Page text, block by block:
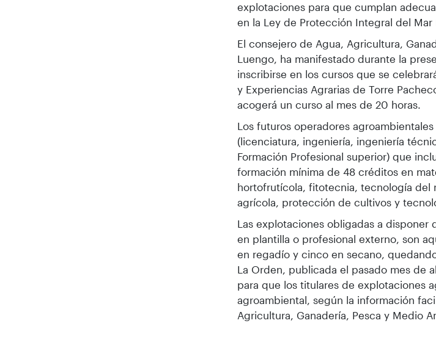
explotaciones para que cumplan
en la Ley de Protección Integral del Mar
El consejero de Agua, Agricultura,
Luengo, ha manifestado durante la
inscribirse en los cursos que se
y Experiencias Agrarias de Torre
acogerá un curso al mes de 20 horas.
Los futuros operadores
(licenciatura, ingeniería, ingeniería
Formación Profesional superior) que
formación mínima de 48 créditos en
hortofrutícola, fitotecnia, tecnología del
agrícola, protección de cultivos y
Las explotaciones obligadas a disponer
en plantilla o profesional externo, son
en regadío y cinco en secano,
La Orden, publicada el pasado mes de
para que los titulares de explotaciones
agroambiental, según la información
Agricultura, Ganadería, Pesca y Medio